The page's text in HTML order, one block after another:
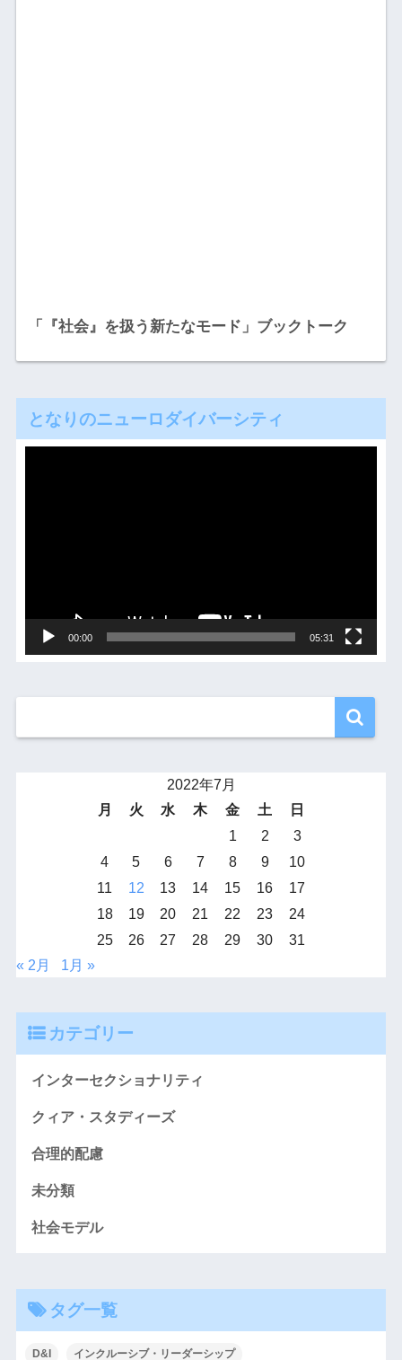
「『社会』を扱う新たなモード」ブックトーク
となりのニューロダイバーシティ
00:00 05:31
2022年7月
月
火 水 木 金 土
日
1
2
3
4
5 6 7 8 9
10
11
12 13 14 15 16
17
18
19 20 21 22 23
24
25
26 27 28 29 30
31
« 2月
1月 »
カテゴリー
インターセクショナリティ
クィア・スタディーズ
合理的配慮
未分類
社会モデル
タグ一覧
D&I インクルーシブ・リーダーシップ